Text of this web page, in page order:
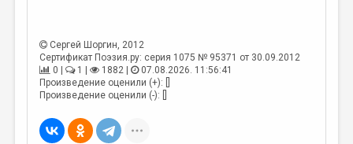
Сергей Шоргин, 2012
Сертификат Поэзия.ру: серия 1075 № 95371 от 30.09.2012
0 |
1 | 1882 |
07.08.2026. 11:56:41
Произведение оценили (+): []
Произведение оценили (-): []